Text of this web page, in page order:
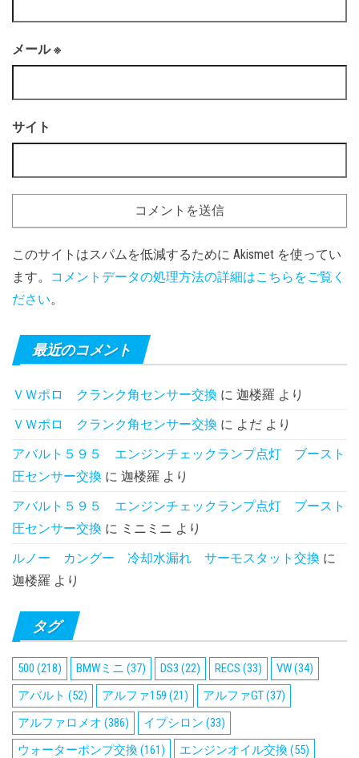
メール※
サイト
このサイトはスパムを低減するために Akismet を使ってい
ます。
コメントデータの処理方法の詳細はこちらをご覧く
ださい。
最近のコメント
ＶＷポロ クランク角センサー交換 に 迦楼羅 より
ＶＷポロ クランク角センサー交換 に よだ より
アバルト５９５ エンジンチェックランプ点灯 ブースト
圧センサー交換 に 迦楼羅 より
アバルト５９５ エンジンチェックランプ点灯 ブースト
圧センサー交換 に ミニミニ より
ルノー カングー 冷却水漏れ サーモスタット交換 に
迦楼羅 より
タグ
500 (218) BMWミニ (37) DS3 (22) RECS (33) VW(34)
アバルト (52) アルファ159 (21) アルファGT(37)
アルファロメオ (386) イプシロン (33)
ウォーターポンプ交換(161) エンジンオイル交換(55)